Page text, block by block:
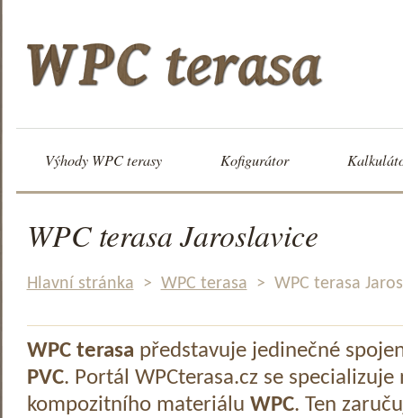
Výhody WPC terasy Kofigurátor
WPC terasa Jaroslavice
Hlavní stránka > WPC terasa > WPC terasa
WPC terasa představuje jedinečné
PVC. Portál WPCterasa.cz se specializuje
kompozitního materiálu WPC. Ten